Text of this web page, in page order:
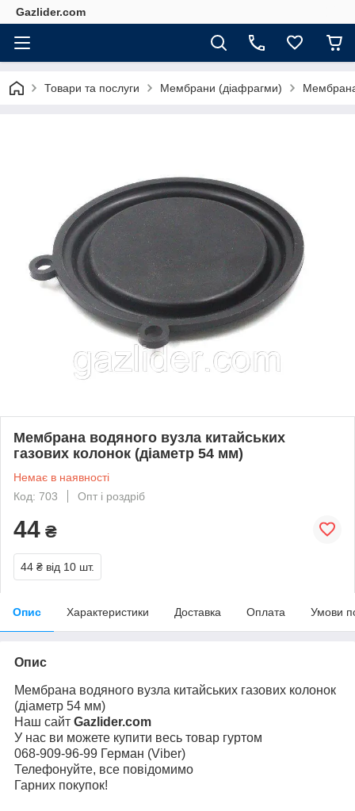
Gazlider.com
Товари та послуги Мембрани (діафрагми) Мембрана
Мембрана водяного вузла китайських
газових колонок (діаметр 54 мм)
Немає в наявності
Код: 703
Опт і роздріб
44 ₴
44 ₴ від 10 шт.
Опис Характеристики Доставка Оплата Умови
Опис
Мембрана водяного вузла китайських газових колонок
(діаметр 54 мм)
Наш сайт Gazlider.com
У нас ви можете купити весь товар гуртом
068-909-96-99 Герман (Viber)
Телефонуйте, все повідомимо
Гарних покупок!